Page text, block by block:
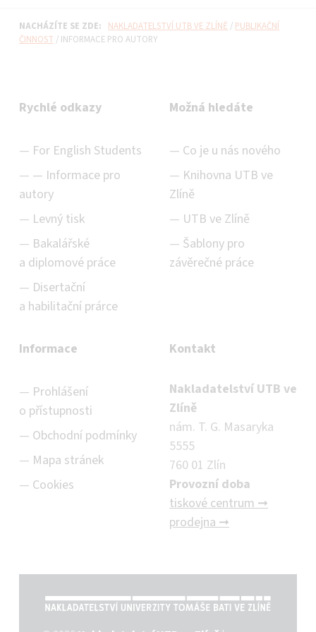
NACHÁZÍTE SE ZDE: NAKLADATELSTVÍ UTB VE ZLÍNĚ / PUBLIKAČNÍ
ČINNOST / INFORMACE PRO AUTORY
Rychlé odkazy
For English Students
Informace pro
autory
Levný tisk
Bakalářské
a diplomové práce
Disertační
a habilitační prárce
Možná hledáte
Co je u nás nového
Knihovna UTB ve
Zlíně
UTB ve Zlíně
Šablony pro
závěrečné práce
Informace
Prohlášení
o přístupnosti
Obchodní podmínky
Mapa stránek
Cookies
Kontakt
Nakladatelství UTB ve
Zlíně
nám. T. G. Masaryka
5555
760 01 Zlín
Provozní doba
tiskové centrum ➞
prodejna ➞
NAKLADATELSTVÍ UTB VE ZLÍNĚ